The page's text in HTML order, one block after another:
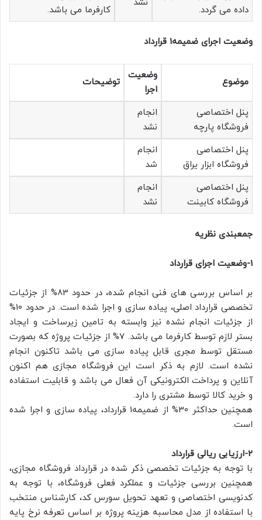
داده می گردد.
کارفرما می باشد.
وضعیت اجرای ضمیمه1 قرارداد
موضوع
وضعیت
اجرا
توضیحات
پنل اختصاصی
فروشگاه پارچه
انجام
نشد
پنل اختصاصی
فروشگاه ابزار یراق
انجام
شد
پنل اختصاصی
فروشگاه کابینت
انجام
نشد
جمعبندی نظریه
1-وضعیت اجرای قرارداد
بر اساس بررسی های فنی انجام شده، در حدود 83% از جزئیات
تخصصی قرارداد اصلی، پیاده سازی و اجرا شده است. در حدود 10%
از جزئیات انجام نشده نیز وابسته به تامین زیرساخت و ایجاد
بستر لازم توسط کارفرما می باشد. 7% از جزئیات پروژه که بصورت
مستقل توسط مجری قابل پیاده سازی می باشد تاکنون انجام
نشده است. لازم به ذکر است این فروشگاه مجازی هم اکنون
آنلاین و پرداخت الکترونیکی آن فعال می باشد و قابلیت استفاده
و خرید کالا توسط مشتری را دارد.
همچنین حداکثر 30% از ضمیمه1 قرارداد، پیاده سازی و اجرا شده
است.
2-ارزیابی ریالی قرارداد
با توجه به جزئیات تخصصی ذکر شده در قرارداد فروشگاه مجازی،
همچنین بررسی جزئیات و عملکرد فعلی فروشگاه، با توجه به
کدنویسی اختصاصی و تعهد تحویل سورس کد، کارشناس منتخب
با استفاده از مدل محاسبه هزینه پروژه بر اساس تعرفه نرخ پایه